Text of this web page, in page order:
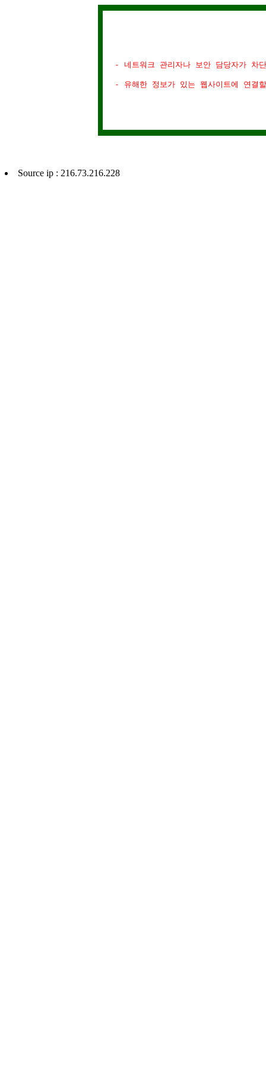
- 네트워크 관리자나 보안 담당자가 차
- 유해한 정보가 있는 웹사이트에 연결
Source ip : 216.73.216.228